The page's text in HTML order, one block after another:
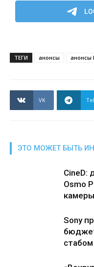
ТЕГИ анонсы анонсы
VK
ЭТО МОЖЕТ БЫТЬ
CineD:
Osmo
камеры
Sony
стабом